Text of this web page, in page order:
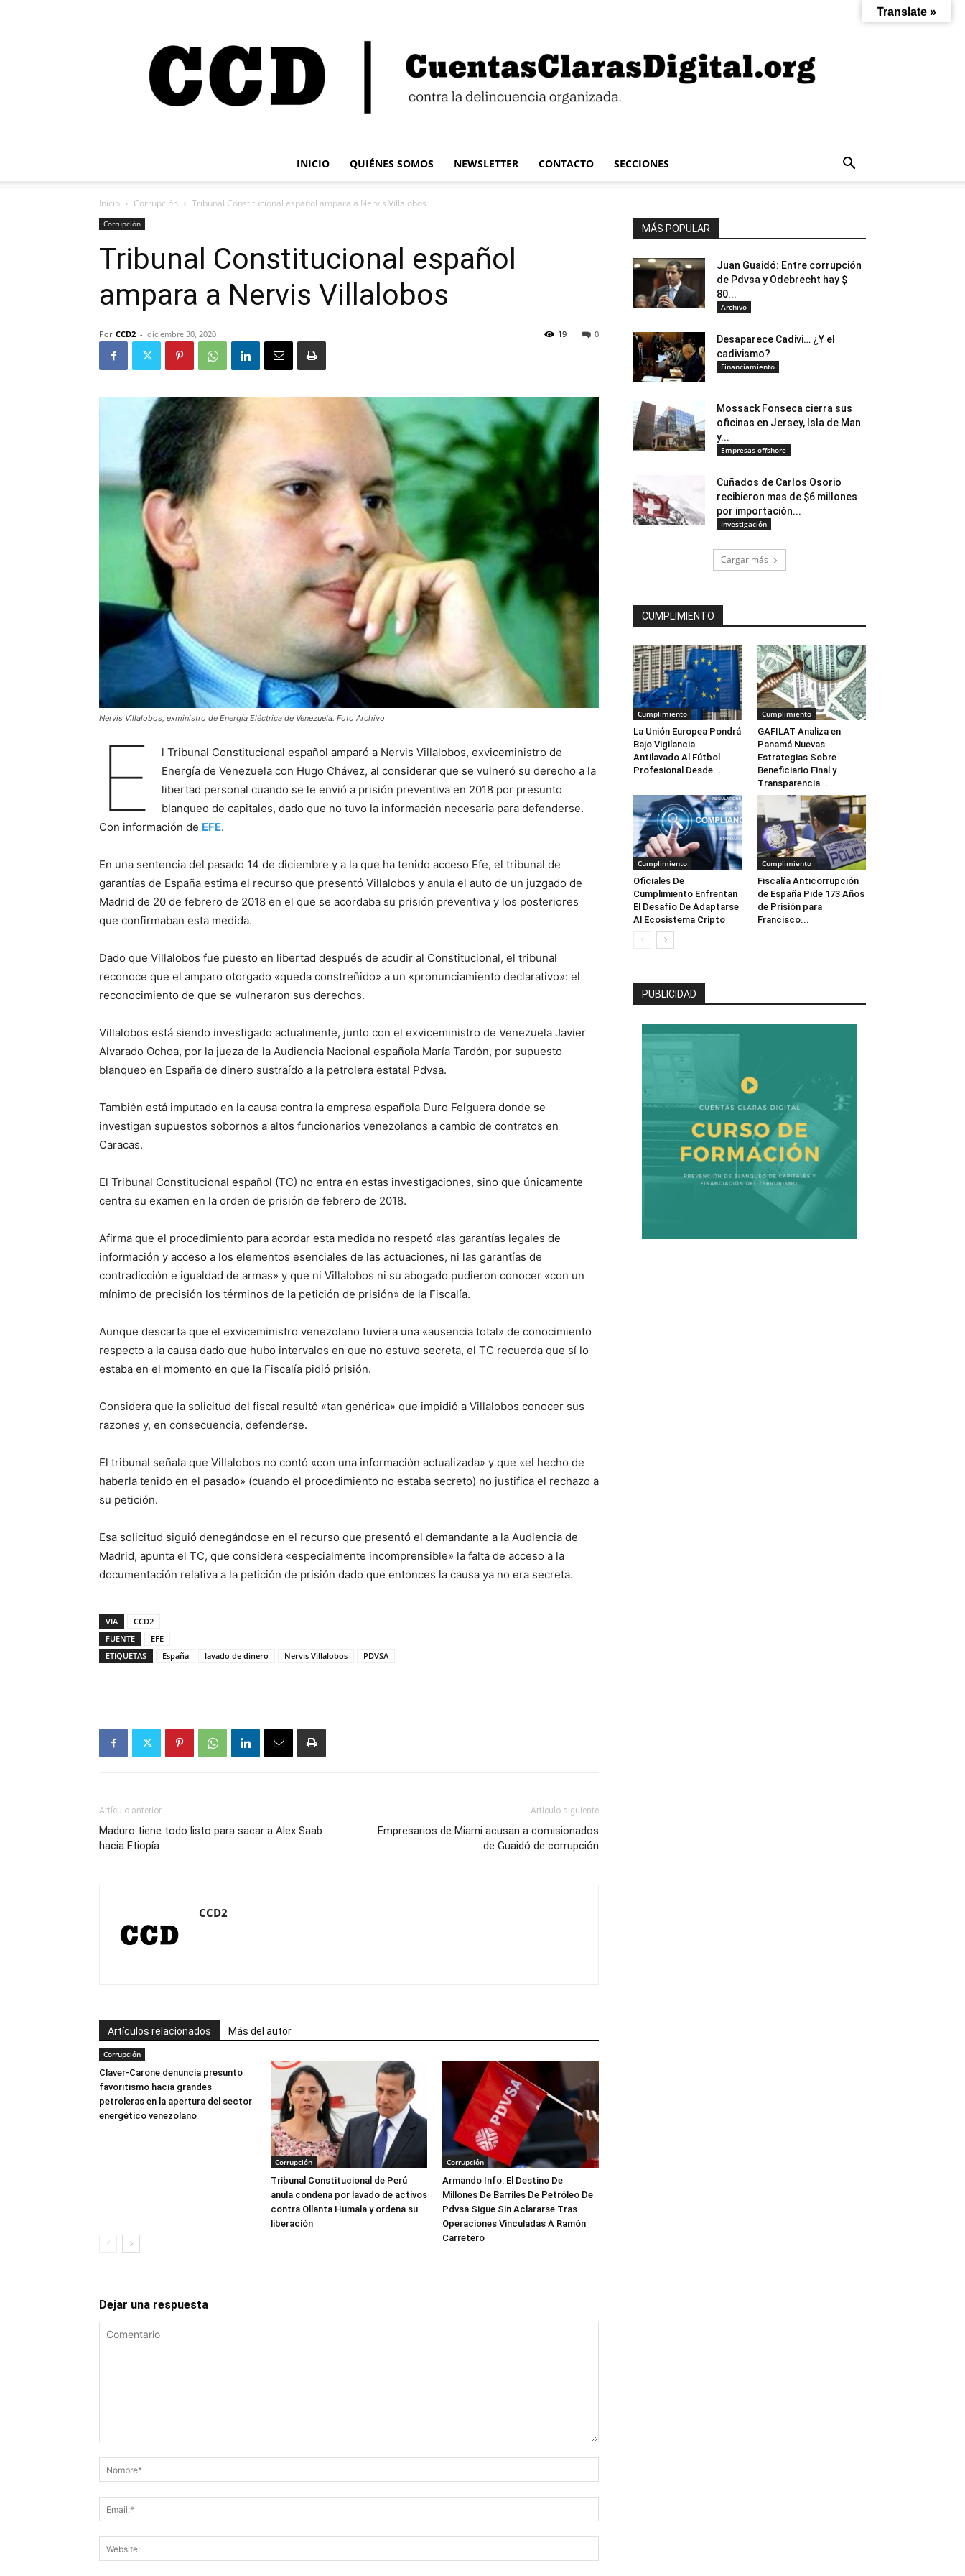
INICIO QUIÉNES SOMOS NEWSLETTER CONTACTO SECCIONES
Inicio Corrupción Tribunal Constitucional español ampara a Nervis Villalobos
Corrupción
Tribunal Constitucional español
ampara a Nervis Villalobos
Por CCD2 - diciembre 30, 2020 0
19
Nervis Villalobos, exministro de Energía Eléctrica de Venezuela. Foto Archivo
E
l Tribunal Constitucional español amparó a Nervis Villalobos, exviceministro de
Energía de Venezuela con Hugo Chávez, al considerar que se vulneró su derecho a la
libertad personal cuando se le envió a prisión preventiva en 2018 por presunto
blanqueo de capitales, dado que no tuvo la información necesaria para defenderse.
Con información de EFE.
En una sentencia del pasado 14 de diciembre y a la que ha tenido acceso Efe, el tribunal de
garantías de España estima el recurso que presentó Villalobos y anula el auto de un juzgado de
Madrid de 20 de febrero de 2018 en el que se acordaba su prisión preventiva y los posteriores
que confirmaban esta medida.
Dado que Villalobos fue puesto en libertad después de acudir al Constitucional, el tribunal
reconoce que el amparo otorgado «queda constreñido» a un «pronunciamiento declarativo»: el
reconocimiento de que se vulneraron sus derechos.
Villalobos está siendo investigado actualmente, junto con el exviceministro de Venezuela Javier
Alvarado Ochoa, por la jueza de la Audiencia Nacional española María Tardón, por supuesto
blanqueo en España de dinero sustraído a la petrolera estatal Pdvsa.
También está imputado en la causa contra la empresa española Duro Felguera donde se
investigan supuestos sobornos a altos funcionarios venezolanos a cambio de contratos en
Caracas.
El Tribunal Constitucional español (TC) no entra en estas investigaciones, sino que únicamente
centra su examen en la orden de prisión de febrero de 2018.
Afirma que el procedimiento para acordar esta medida no respetó «las garantías legales de
información y acceso a los elementos esenciales de las actuaciones, ni las garantías de
contradicción e igualdad de armas» y que ni Villalobos ni su abogado pudieron conocer «con un
mínimo de precisión los términos de la petición de prisión» de la Fiscalía.
Aunque descarta que el exviceministro venezolano tuviera una «ausencia total» de conocimiento
respecto a la causa dado que hubo intervalos en que no estuvo secreta, el TC recuerda que sí lo
estaba en el momento en que la Fiscalía pidió prisión.
Considera que la solicitud del fiscal resultó «tan genérica» que impidió a Villalobos conocer sus
razones y, en consecuencia, defenderse.
El tribunal señala que Villalobos no contó «con una información actualizada» y que «el hecho de
haberla tenido en el pasado» (cuando el procedimiento no estaba secreto) no justifica el rechazo a
su petición.
Esa solicitud siguió denegándose en el recurso que presentó el demandante a la Audiencia de
Madrid, apunta el TC, que considera «especialmente incomprensible» la falta de acceso a la
documentación relativa a la petición de prisión dado que entonces la causa ya no era secreta.
VIA
CCD2
FUENTE
EFE
ETIQUETAS
España lavado de dinero Nervis Villalobos PDVSA
Artículo anterior
Maduro tiene todo listo para sacar a Alex Saab
hacia Etiopía
Artículo siguiente
Empresarios de Miami acusan a comisionados
de Guaidó de corrupción
CCD2
Artículos relacionados Más del autor
Corrupción
Claver-Carone denuncia presunto
favoritismo hacia grandes
petroleras en la apertura del sector
energético venezolano
Corrupción
Tribunal Constitucional de Perú
anula condena por lavado de activos
contra Ollanta Humala y ordena su
liberación
Corrupción
Armando Info: El Destino De
Millones De Barriles De Petróleo De
Pdvsa Sigue Sin Aclararse Tras
Operaciones Vinculadas A Ramón
Carretero
Dejar una respuesta
MÁS POPULAR
Juan Guaidó: Entre corrupción
de Pdvsa y Odebrecht hay $
80...
Archivo
Desaparece Cadivi… ¿Y el
cadivismo?
Financiamiento
Mossack Fonseca cierra sus
oficinas en Jersey, Isla de Man
y...
Empresas offshore
Cuñados de Carlos Osorio
recibieron mas de $6 millones
por importación...
Investigación
Cargar más
CUMPLIMIENTO
Cumplimiento
La Unión Europea Pondrá
Bajo Vigilancia
Antilavado Al Fútbol
Profesional Desde...
Cumplimiento
GAFILAT Analiza en
Panamá Nuevas
Estrategias Sobre
Beneficiario Final y
Transparencia...
Cumplimiento
Oficiales De
Cumplimiento Enfrentan
El Desafío De Adaptarse
Al Ecosistema Cripto
Cumplimiento
Fiscalía Anticorrupción
de España Pide 173 Años
de Prisión para
Francisco...
PUBLICIDAD
Translate »